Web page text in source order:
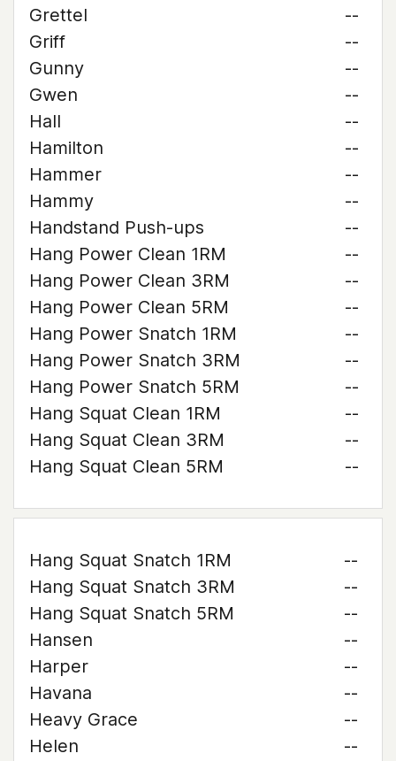
Grettel
--
Griff
--
Gunny
--
Gwen
--
Hall
--
Hamilton
--
Hammer
--
Hammy
--
Handstand Push-ups
--
Hang Power Clean 1RM
--
Hang Power Clean 3RM
--
Hang Power Clean 5RM
--
Hang Power Snatch 1RM
--
Hang Power Snatch 3RM
--
Hang Power Snatch 5RM
--
Hang Squat Clean 1RM
--
Hang Squat Clean 3RM
--
Hang Squat Clean 5RM
--
Hang Squat Snatch 1RM
--
Hang Squat Snatch 3RM
--
Hang Squat Snatch 5RM
--
Hansen
--
Harper
--
Havana
--
Heavy Grace
--
Helen
--